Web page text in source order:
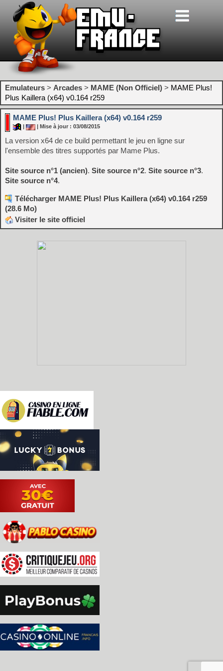
Emulateurs > Arcades > MAME (Non Officiel) > MAME Plus!
Plus Kaillera (x64) v0.164 r259
MAME Plus! Plus Kaillera (x64) v0.164 r259
| Mise à jour : 03/08/2015
La version x64 de ce build permettant le jeu en ligne sur
l'ensemble des titres supportés par Mame Plus.
Site source n°1 (ancien). Site source n°2. Site source n°3.
Site source n°4.
Télécharger MAME Plus! Plus Kaillera (x64) v0.164 r259
(28.6 Mo)
Visiter le site officiel